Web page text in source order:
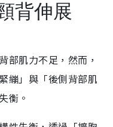
背伸展
部肌力不足，然而，
繃」與「後側背部肌
衡。